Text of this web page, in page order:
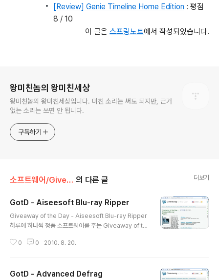
[Review] Genie Timeline Home Edition : 평점
8 / 10
이 글은 스프링노트에서 작성되었습니다.
왕미친놈의 왕미친세상
왕미친놈의 왕미친세상입니다. 미친 소리는 써도 되지만, 근거
없는 소리는 쓰면 안 됩니다.
구독하기
소프트웨어/Giveaway 의 다른 글 더보기
GotD - Aiseesoft Blu-ray Ripper
Giveaway of the Day - Aiseesoft Blu-ray Ripper
하루에 하나씩 정품 소프트웨어를 주는 Giveaway of th
lu-ray Ripper 프로그램을 준다고 합니다. 참고 : 여기에
에는 크리에이티브 커먼즈 저작자표시-비영리-변경금지
0 0 2010. 8. 20.
GotD - Advanced Defrag